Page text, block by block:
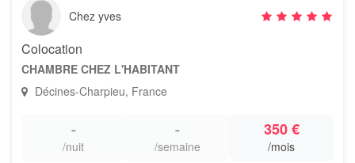
Chez yves
Colocation
CHAMBRE CHEZ L'HABITANT
Décines-Charpieu, France
-
/nuit
-
/semaine
350 €
/mois